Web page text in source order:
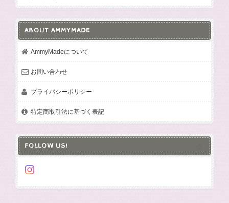
ABOUT AMMYMADE
AmmyMadeについて
お問い合わせ
プライバシーポリシー
特定商取引法に基づく表記
FOLLOW US!